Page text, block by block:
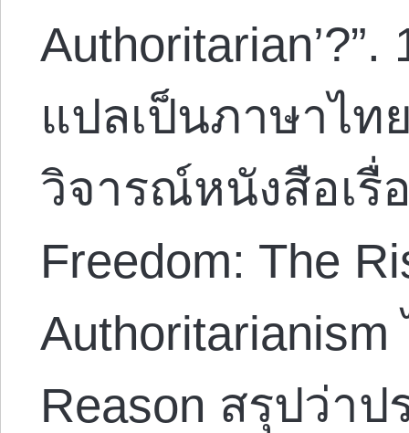
แปลเป็นภาษาไท
วิจารณ์หนังสือเรื่
Freedom: The
Reason สรุปว่า